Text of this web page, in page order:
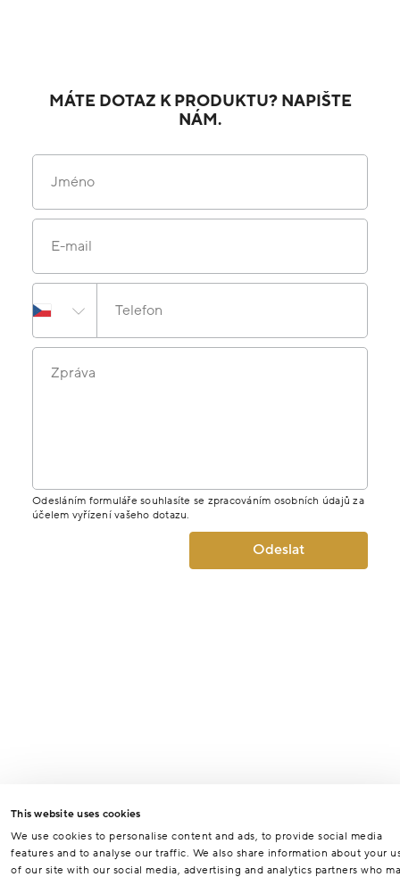
This website uses cookies
We use cookies to personalise content and ads, to provide social media
features and to analyse our traffic. We also share information about your
of our site with our social media, advertising and analytics partners who
MÁTE DOTAZ K PRODUKTU? NAPIŠTE
NÁM.
Jméno
E-mail
Telefon
Zpráva
Odesláním formuláře souhlasíte se zpracováním osobních údajů za
účelem vyřízení vašeho dotazu.
Odeslat